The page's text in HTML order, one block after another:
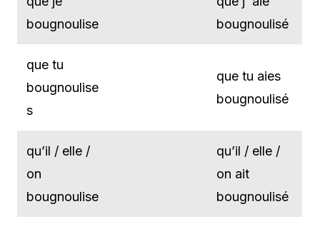
bougnoulise
bougnoulisé
que tu
bougnoulise
s
que tu aies
bougnoulisé
qu’il / elle /
on
bougnoulise
qu’il / elle /
on ait
bougnoulisé